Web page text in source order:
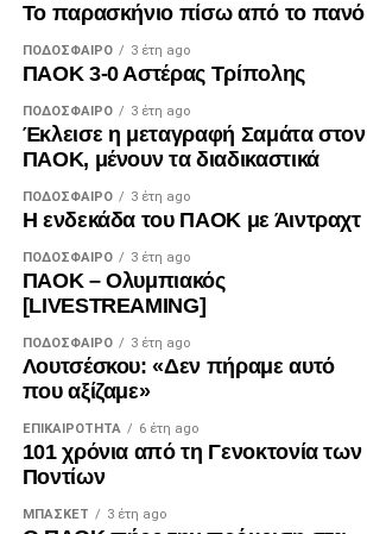
Το παρασκήνιο πίσω από το πανό
ΠΟΔΌΣΦΑΙΡΟ 3 έτη ago
ΠΑΟΚ 3-0 Αστέρας Τρίπολης
ΠΟΔΌΣΦΑΙΡΟ 3 έτη ago
Έκλεισε η μεταγραφή Σαμάτα στον
ΠΑΟΚ, μένουν τα διαδικαστικά
ΠΟΔΌΣΦΑΙΡΟ 3 έτη ago
Η ενδεκάδα του ΠΑΟΚ με Άιντραχτ
ΠΟΔΌΣΦΑΙΡΟ 3 έτη ago
ΠΑΟΚ – Ολυμπιακός
[LIVESTREAMING]
ΠΟΔΌΣΦΑΙΡΟ 3 έτη ago
Λουτσέσκου: «Δεν πήραμε αυτό
που αξίζαμε»
ΕΠΙΚΑΙΡΌΤΗΤΑ 6 έτη ago
101 χρόνια από τη Γενοκτονία των
Ποντίων
ΜΠΆΣΚΕΤ 3 έτη ago